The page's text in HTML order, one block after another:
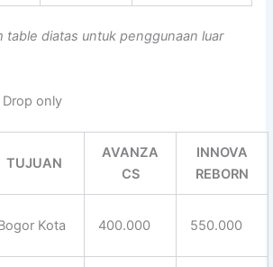
table diatas untuk penggunaan luar
only
TUJUAN
AVANZA
CS
INNOVA
REBORN
Kota 400.000 550.000